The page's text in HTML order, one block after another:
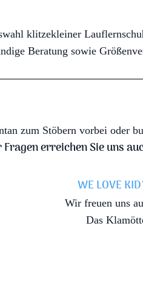
klitzekleiner
Beratung sowie
zum Stöbern vorbei oder
erreichen Sie uns
WE LOVE
Wir freuen uns
Das